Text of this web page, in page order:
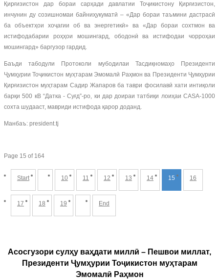
Қирғизистон дар бораи сарҳади давлатии Тоҷикистону Қирғизистон,
инчунин ду созишномаи байниҳукуматӣ – «Дар бораи таъмини дастрасӣ
ба объектҳои хоҷагии об ва энергетикӣ» ва «Дар бораи сохтмон ва
истифодабарии роҳҳои мошингард, ободонӣ ва истифодаи чорроҳаи
мошингард» баргузор гардид.
Баъди табодули Протоколи мубодилаи Тасдиқномаҳо Президенти
Ҷумҳурии Тоҷикистон муҳтарам Эмомалӣ Раҳмон ва Президенти Ҷумҳурии
Қирғизистон муҳтарам Садир Жапаров ба таври фосилавӣ хати интиқоли
барқи 500 кВ “Датка - Суғд”-ро, ки дар доираи татбиқи лоиҳаи CASA-1000
сохта шудааст, мавриди истифода қарор доданд.
Манбаъ: president.tj
Page 15 of 164
Start 10 11 12 13 14 15 16
17 18 19 End
Асосгузори сулҳу ваҳдати миллӣ – Пешвои миллат,
Президенти Ҷумҳурии Тоҷикистон муҳтарам
Эмомалӣ Раҳмон